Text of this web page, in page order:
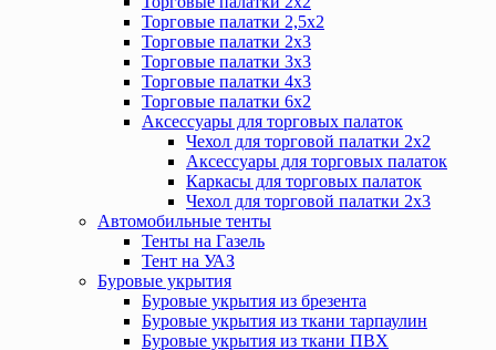
Торговые палатки 2,5х2
Торговые палатки 2х3
Торговые палатки 3х3
Торговые палатки 4х3
Торговые палатки 6х2
Аксессуары для торговых палаток
Чехол для торговой палатки 2х2
Аксессуары для торговых палаток
Каркасы для торговых палаток
Чехол для торговой палатки 2х3
Автомобильные тенты
Тенты на Газель
Тент на УАЗ
Буровые укрытия
Буровые укрытия из брезента
Буровые укрытия из ткани тарпаулин
Буровые укрытия из ткани ПВХ